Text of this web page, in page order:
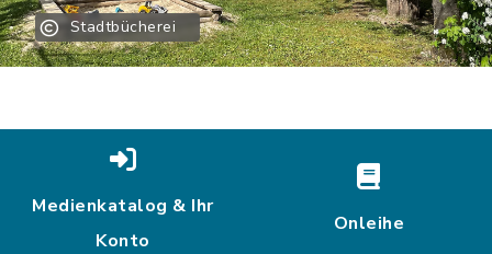
Stadtbücherei
Medienkatalog & Ihr
Konto
Onleihe